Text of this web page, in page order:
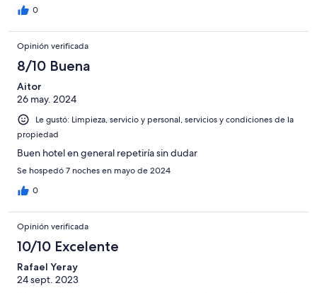
0
Opinión verificada
8/10 Buena
Aitor
26 may. 2024
Le gustó: Limpieza, servicio y personal, servicios y condiciones de la
propiedad
Buen hotel en general repetiría sin dudar
Se hospedó 7 noches en mayo de 2024
0
Opinión verificada
10/10 Excelente
Rafael Yeray
24 sept. 2023